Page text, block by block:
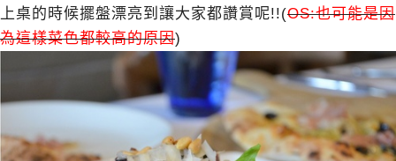
上桌的時候擺盤漂亮到讓大家都讚賞呢!!(OS:也可能是因
為這樣菜色都較高的原因)